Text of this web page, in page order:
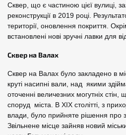
Сквер, що є частиною цієї вулиці,
реконструкції в 2019 році.
території, оновлення покриття.
встановлені нові зручні лавки для
Сквер на Валах
Сквер на Валах було закладено в
круті насипні вали, над якими
оточенні величезних могутніх
споруд міста. В XIX столітті, з
влади, було прийняте рішення про
Звільнене місце зайняв новий